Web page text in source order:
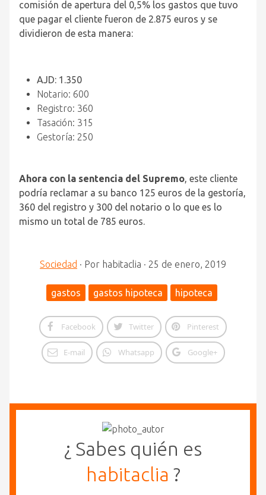
comisión de apertura del 0,5% los gastos que tuvo
que pagar el cliente fueron de 2.875 euros y se
dividieron de esta manera:
AJD: 1.350
Notario: 600
Registro: 360
Tasación: 315
Gestoría: 250
Ahora con la sentencia del Supremo, este cliente
podría reclamar a su banco 125 euros de la gestoría,
360 del registro y 300 del notario o lo que es lo
mismo un total de 785 euros.
Sociedad · Por habitaclia · 25 de enero, 2019
gastos gastos hipoteca hipoteca
Facebook Twitter Pinterest
E-mail Whatsapp Google+
¿ Sabes quién es
habitaclia ?